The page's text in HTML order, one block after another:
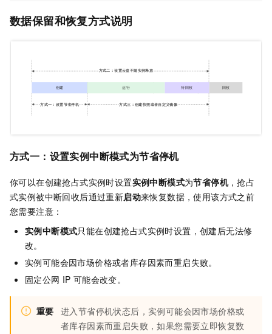
数据保留和恢复方式说明
方式一：设置实例中断模式为节省停机
你可以在创建抢占式实例时设置实例中断模式为节省停机，抢占
式实例被中断回收后通过重新启动来恢复数据，使用该方式之前
您需要注意：
实例中断模式只能在创建抢占式实例时设置，创建后无法修
改。
实例可能会因市场价格或者库存因素而重启失败。
固定公网 IP 可能会改变。
重要 进入节省停机状态后，实例可能会因市场价格或
者库存因素而重启失败，如果您需要立即恢复数